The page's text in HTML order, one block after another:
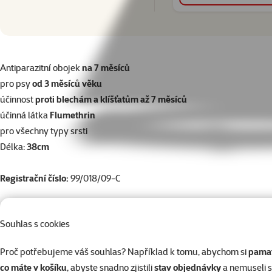
Souhlas s cookies
Proč potřebujeme váš souhlas? Například k tomu, abychom si
co máte v košíku, abyste snadno zjistilistav objednávkya nemuseli
superzoo.product.detail.content
Antiparazitní obojekna 7 měsíců
pro psyod 3 měsíců věku
účinnostproti blechám a klíšťatům až 7 měsíců
účinná látka Flumethrin
pro všechny typy srsti
Délka:38cm
Registrační číslo: 99/018/09-C
Velikost psa
Miniaturní, Malý